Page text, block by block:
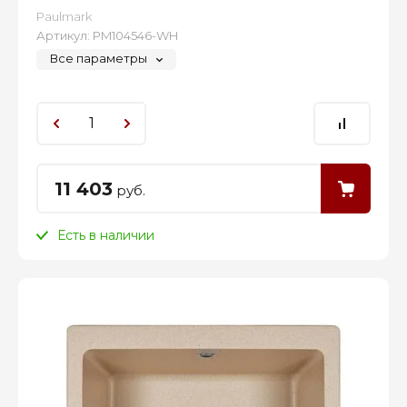
Paulmark
Артикул: PM104546-WH
Все параметры
11 403 руб.
Есть в наличии